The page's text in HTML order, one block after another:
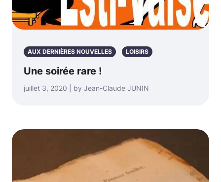
AUX DERNIÈRES NOUVELLES LOISIRS
Une soirée rare !
juillet 3, 2020 | by Jean-Claude JUNIN